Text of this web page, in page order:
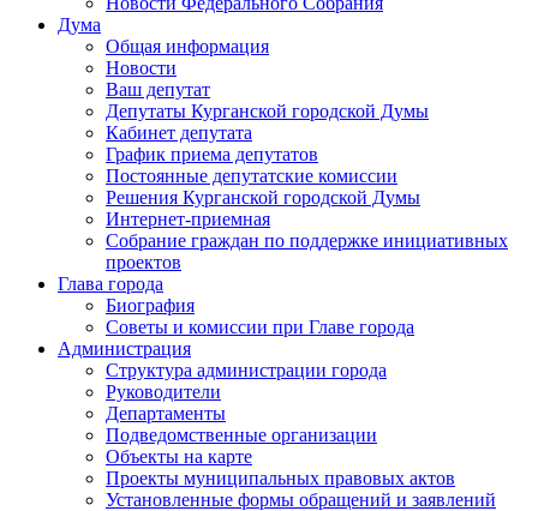
Дума
Общая информация
Новости
Ваш депутат
Депутаты Курганской городской Думы
Кабинет депутата
График приема депутатов
Постоянные депутатские комиссии
Решения Курганской городской Думы
Интернет-приемная
Собрание граждан по поддержке инициативных
проектов
Глава города
Биография
Советы и комиссии при Главе города
Администрация
Структура администрации города
Руководители
Департаменты
Подведомственные организации
Объекты на карте
Проекты муниципальных правовых актов
Установленные формы обращений и заявлений